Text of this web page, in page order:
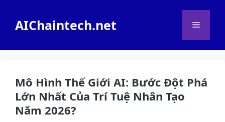
AIChaintech.net Menu
Mô Hình Thế Giới AI: Bước Đột Phá
Lớn Nhất Của Trí Tuệ Nhân Tạo
Năm 2026?